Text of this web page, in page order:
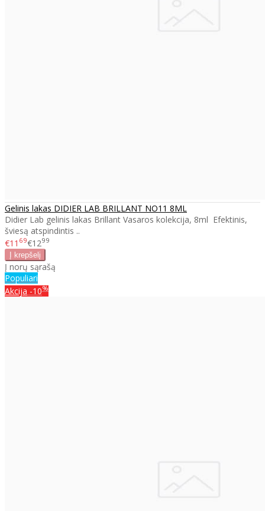
Gelinis lakas DIDIER LAB BRILLANT NO11 8ML
Didier Lab gelinis lakas Brillant Vasaros kolekcija, 8ml Efektinis,
šviesą atspindintis ..
€11 69€1299
Į norų sąrašą
Populiari
Akcija -10%